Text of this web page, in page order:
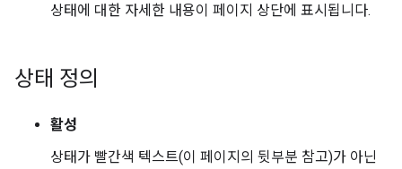
상태에 대한 자세한 내용이 페이지 상단에 표시됩니다.
상태 정의
활성
상태가 빨간색 텍스트(이 페이지의 뒷부분 참고)가 아닌